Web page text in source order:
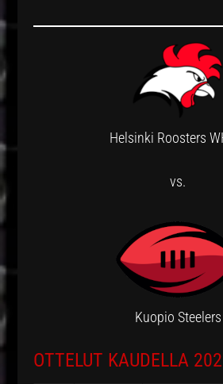
Helsinki Roosters
vs.
Kuopio Steelers
OTTELUT KAUDELLA